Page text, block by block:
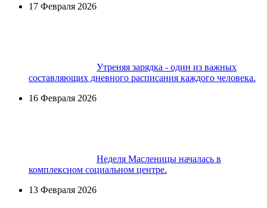
17 Февраля 2026
Утреняя зарядка - один из важных
составляющих дневного расписания каждого человека.
16 Февраля 2026
Неделя Масленицы началась в
комплексном социальном центре.
13 Февраля 2026